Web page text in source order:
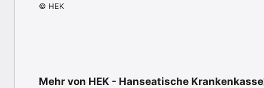
© HEK
Mehr von HEK - Hanseatische Krankenkasse